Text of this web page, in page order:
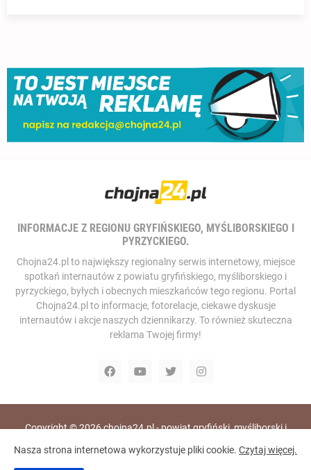
INFORMACJE Z REGIONU GRYFIŃSKIEGO, MYŚLIBORSKIEGO I
PYRZYCKIEGO.
Chojna24.pl to największy regionalny serwis internetowy, miejsce
spotkań internautów z powiatu gryfińskiego, myśliborskiego i
pyrzyckiego, byłych i obecnych mieszkańców tego regionu. Portal
Chojna24.pl to informacje, fotorelacje, ciekawe dyskusje
internautów i akcje naszych dziennikarzy. To również skuteczna
reklama Twojej firmy!
Copyright ©2026chojna24.pl - powiat gryfiński, myśliborski i
Nasza strona internetowa wykorzystuje pliki cookie. Czytaj więcej.